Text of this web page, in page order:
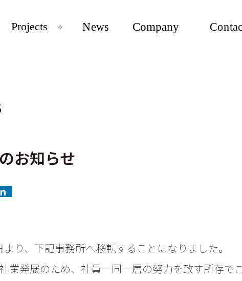
お知らせ
より、下記事務所へ移転することになりました。
業発展のため、社員一同一層の努力を致す所存で